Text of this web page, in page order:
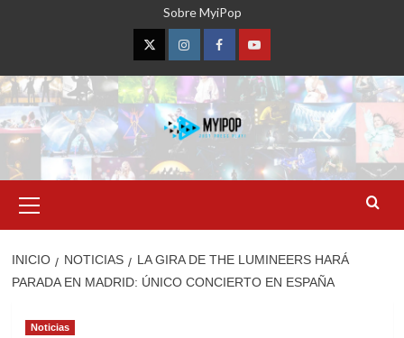
Sobre MyiPop
TwitterInstagramFacebookYouTube
primario
INICIO NOTICIAS
LA GIRA DE THE LUMINEERS HARÁ
PARADA EN MADRID: ÚNICO CONCIERTO EN ESPAÑA
Noticias